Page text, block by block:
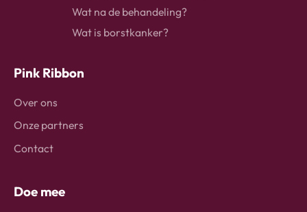
Wat na de behandeling?
Wat is borstkanker?
Pink Ribbon
Over ons
Onze partners
Contact
Doe mee